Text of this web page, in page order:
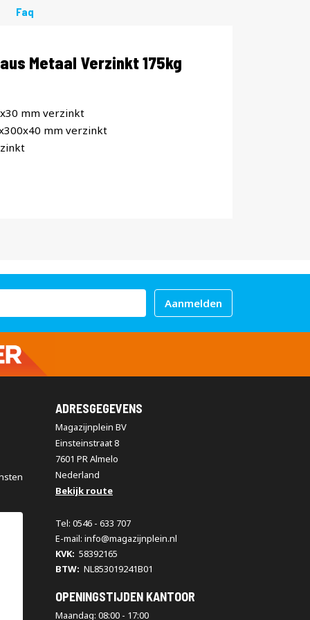
Metaal Verzinkt 175kg
mm verzinkt
mm verzinkt
Faq
Aanmelden
ADRESGEGEVENS
Magazijnplein BV
Einsteinstraat 8
7601 PR Almelo
Nederland
Bekijk route
Tel: 0546 - 633 707
E-mail: info@magazijnplein.nl
KVK: 58392165
BTW: NL853019241B01
OPENINGSTIJDEN KANTOOR
Maandag: 08:00 - 17:00